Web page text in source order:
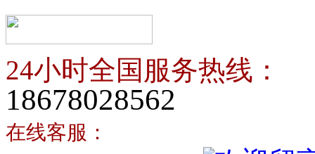
24小时全国服务热线：
18678028562
在线客服：